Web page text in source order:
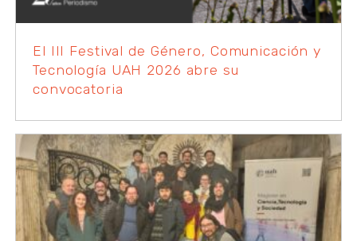
El III Festival de Género, Comunicación y
Tecnología UAH 2026 abre su
convocatoria